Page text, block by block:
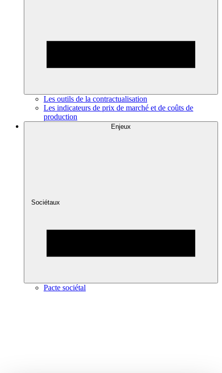
Les outils de la contractualisation
Les indicateurs de prix de marché et de coûts de
production
Enjeux
Sociétaux
Pacte sociétal